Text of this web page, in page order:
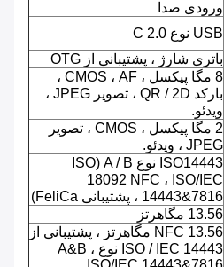
ورودی صدا
USB نوع C 2.0
باتری شارژ ، پشتیبانی از OTG
8 مگا پیکسل ، CMOS ، AF ،
بارکد QR / 2D ، تصویر JPEG ،
ویدئو.
2 مگا پیکسل ، CMOS ، تصویر
JPEG ، ویدئو.
ISO14443 نوع A / B (ISO
18092 NFC ، ISO/IEC
14443&7816 ، پشتیبانی FeliCa)
13.56 مگاهرتز
NFC 13.56 مگاهرتز ، پشتیبانی از
ISO / IEC 14443 نوع A&B ،